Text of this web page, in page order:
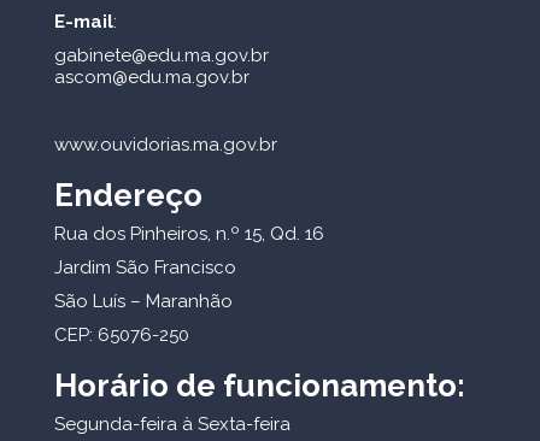
E-mail:
gabinete@edu.ma.gov.br
ascom@edu.ma.gov.br
www.ouvidorias.ma.gov.br
Endereço
Rua dos Pinheiros, n.º 15, Qd. 16
Jardim São Francisco
São Luís – Maranhão
CEP: 65076-250
Horário de funcionamento:
Segunda-feira à Sexta-feira